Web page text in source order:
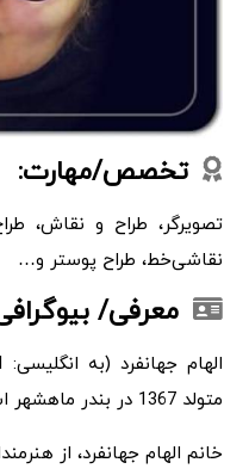
تخصص/مهارت:
تصویرگر، طراح و نقاش،
نقاشی‌خط، طراح پوستر و…
معرفی/
متولد 1367 در بندر ماهشهر استان خوزستان است.
خانم الهام جهانفرد، از